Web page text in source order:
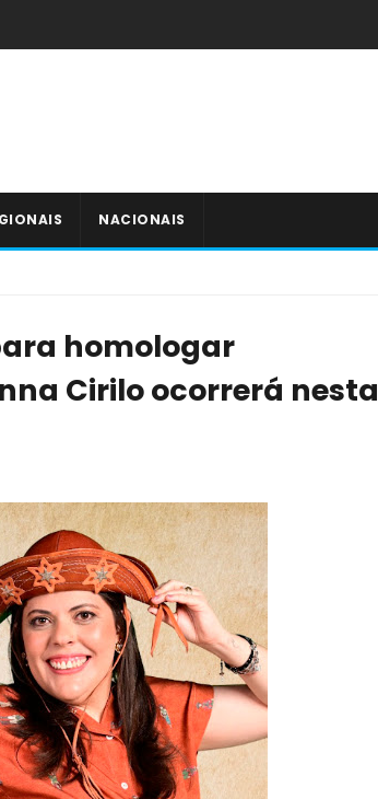
NACIONAIS
homologar
Cirilo ocorrerá nesta